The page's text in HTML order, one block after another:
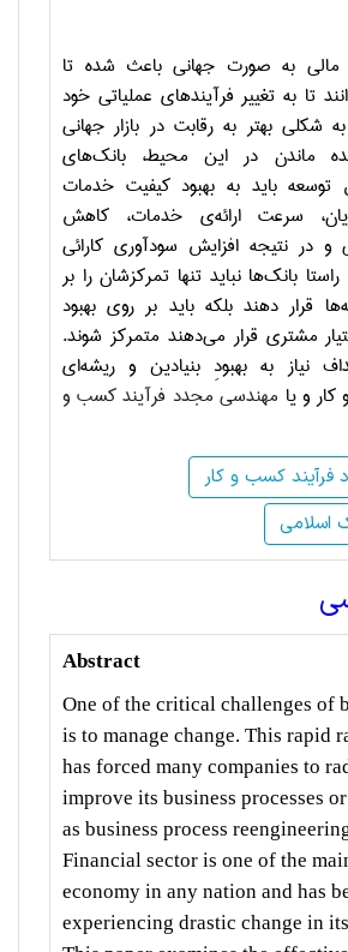
مالی به صورت جهانی باعث شده تا
تا به تغییر فرآیندهای عملیاتی خود
به شکلی بهتر به رقابت در بازار جهانی
ماندن در این محیط، بانک‌های
باید به بهبود کیفیت خدمات
سرعت ارائه‌ی خدمات، کاهش
و در نتیجه افزایش سودآوری کارائی
بانک‌ها نباید تنها تمرکزشان را بر
قرار دهند بلکه باید بر روی بهبود
مشتری قرار می‌دهند متمرکز شوند.
نیاز به بهبودِ بنیادین و ریشه‌ای
و یا مهندسی مجدد فرآیند کسب و
کسب و کار
اسلامی
Abstract
One of the critical challenges of
is to manage change. This rapid
has forced many companies to
improve its business processes
as business process
Financial sector is one of the
economy in any nation and has
experiencing drastic change in